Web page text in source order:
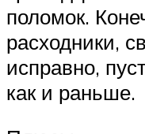
поломок.
расходники,
исправно,
как и раньше.